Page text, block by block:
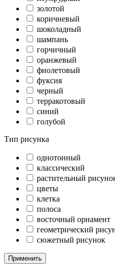
золотой
коричневый
шоколадный
шампань
горчичный
оранжевый
фиолетовый
фуксия
черный
терракотовый
синий
голубой
Тип рисунка
однотонный
классический
растительный
цветы
клетка
полоса
восточный орнамент
геометрический
сюжетный рисунок
Применить